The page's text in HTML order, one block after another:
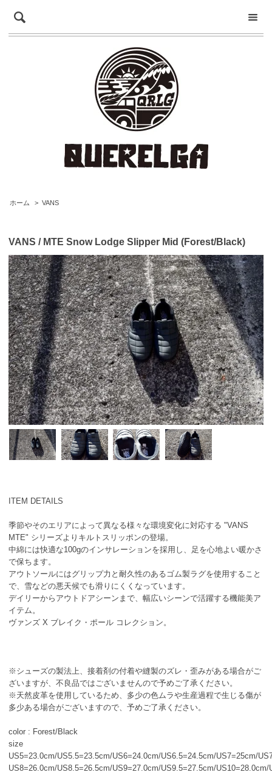
ホーム > VANS
VANS / MTE Snow Lodge Slipper Mid (Forest/Black)
ITEM DETAILS
季節やそのエリアによって異なる様々な環境変化に対応する "VANS
MTE" シリーズよりキルトスリッポンの登場。
中綿には快適な100gのインサレーションを採用し、足を心地よい暖かさ
で保ちます。
アウトソールにはグリップ力と耐久性のあるゴム製ラグを使用すること
で、雪などの悪天候でも滑りにくくなっています。
デイリーからアウトドアシーンまで、幅広いシーンで活躍する機能美ア
イテム。
ヴァンズ X ブレイク・ポール コレクション。
※シューズの製法上、接着剤の付着や縫製のズレ・歪みがある場合がご
ざいますが、不良品ではございませんので予めご了承ください。
※天然皮革を使用しているため、多少の色ムラや生産過程で生じる傷が
多少ある場合がございますので、予めご了承ください。
color : Forest/Black
size
US5=23.0cm/US5.5=23.5cm/US6=24.0cm/US6.5=24.5cm/US7=25cm/
US8=26.0cm/US8.5=26.5cm/US9=27.0cm/US9.5=27.5cm/US10=28.0cm/